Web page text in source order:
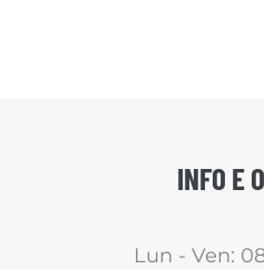
INFO E
Lun - Ven: